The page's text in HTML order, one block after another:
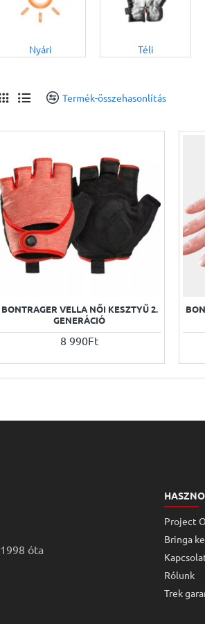
Nyári Téli
Termék-összehasonlítás
BONTRAGER VELLA NŐI KESZTYŰ 2.
GENERÁCIÓ
8 990Ft
óta
Project
Bringa
Rólunk
Trek